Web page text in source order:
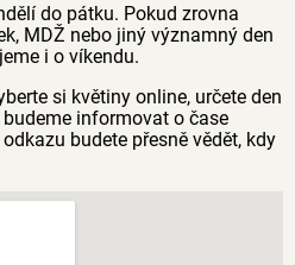
do pátku. Pokud zrovna
MDŽ nebo jiný významný den
i o víkendu.
si květiny online, určete den
informovat o čase
budete přesně vědět, kdy